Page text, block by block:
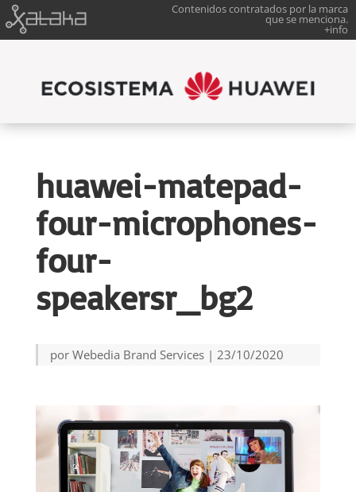
Contenidos contratados por la marca
que se menciona.
+info
huawei-matepad-
four-microphones-
four-
speakersr_bg2
por Webedia Brand Services| 23/10/2020